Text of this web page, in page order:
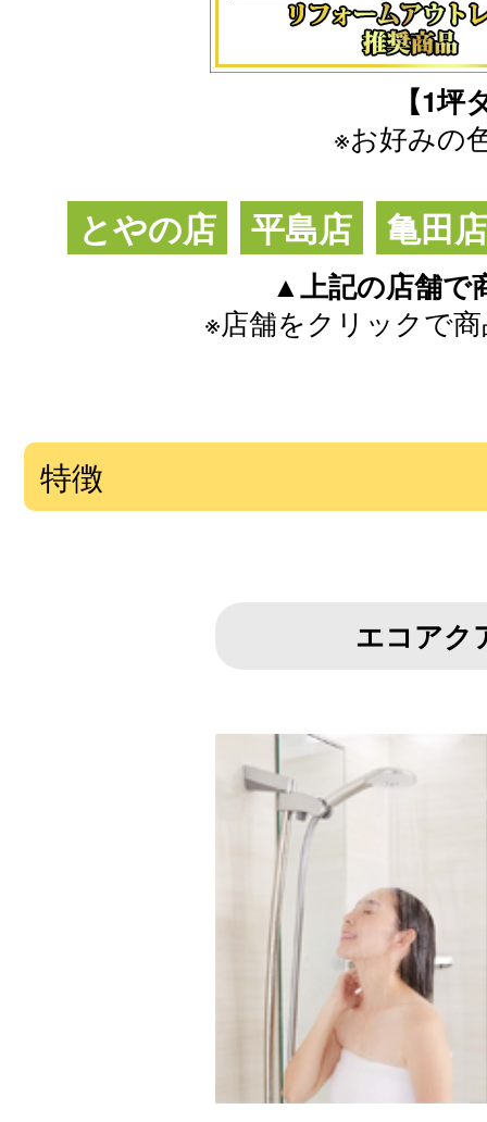
【1坪
※お好みの
とやの店 平島店 亀田店
▲上記の店舗で
※店舗をクリックで
特徴
エコアク